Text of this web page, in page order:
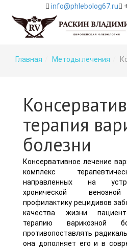
info@phlebolog67.ru
Главная Методы лечения
терапия
болезни
Консервативное лечение
комплекс
направленных на
хронической венозной
профилактику рецидивов
качества жизни
терапию варикозной
противопоставлять
она дополняет его и в